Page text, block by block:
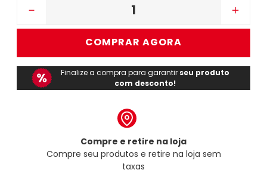
＋
－
COMPRAR AGORA
Finalize a compra para garantir seu produto
com desconto!
Compre e retire na loja
Compre seu produtos e retire na loja sem
taxas